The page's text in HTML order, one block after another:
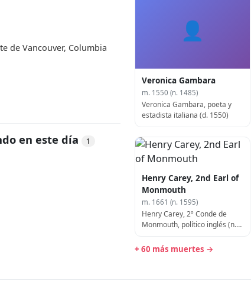
de Vancouver, Columbia
en este día 1
👤
Veronica Gambara
m. 1550 (n. 1485)
Veronica Gambara, poeta y
estadista italiana (d. 1550)
Henry Carey, 2nd Earl of
Monmouth
m. 1661 (n. 1595)
Henry Carey, 2º Conde de
Monmouth, político inglés (n.
+ 60 más muertes →